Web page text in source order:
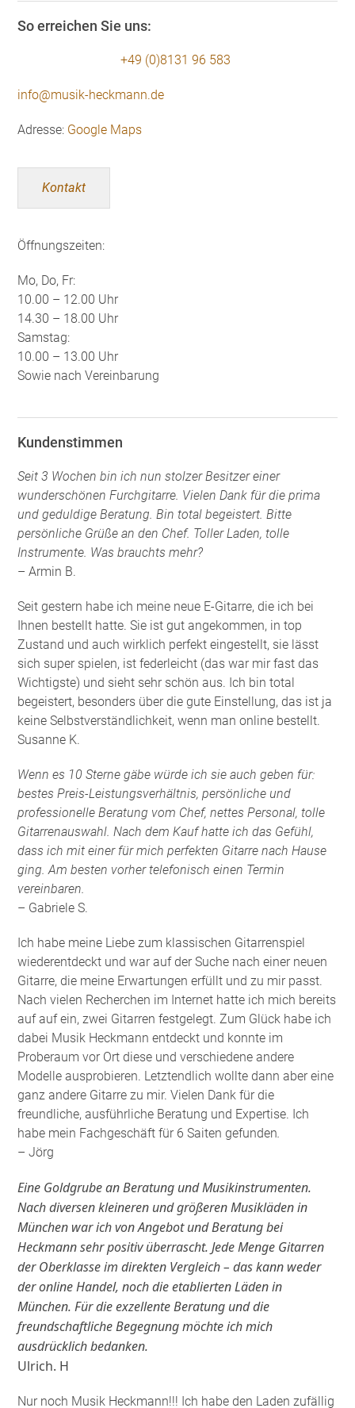
So erreichen Sie uns:
+49 (0)8131 96 583
info@musik-heckmann.de
Adresse: Google Maps
Kontakt
Öffnungszeiten:
Mo, Do, Fr:
10.00 – 12.00 Uhr
14.30 – 18.00 Uhr
Samstag:
10.00 – 13.00 Uhr
Sowie nach Vereinbarung
Kundenstimmen
Seit 3 Wochen bin ich nun stolzer Besitzer einer
wunderschönen Furchgitarre. Vielen Dank für die prima
und geduldige Beratung. Bin total begeistert. Bitte
persönliche Grüße an den Chef. Toller Laden, tolle
Instrumente. Was brauchts mehr?
– Armin B.
Seit gestern habe ich meine neue E-Gitarre, die ich bei
Ihnen bestellt hatte. Sie ist gut angekommen, in top
Zustand und auch wirklich perfekt eingestellt, sie lässt
sich super spielen, ist federleicht (das war mir fast das
Wichtigste) und sieht sehr schön aus. Ich bin total
begeistert, besonders über die gute Einstellung, das ist ja
keine Selbstverständlichkeit, wenn man online bestellt.
Susanne K.
Wenn es 10 Sterne gäbe würde ich sie auch geben für:
bestes Preis-Leistungsverhältnis, persönliche und
professionelle Beratung vom Chef, nettes Personal, tolle
Gitarrenauswahl. Nach dem Kauf hatte ich das Gefühl,
dass ich mit einer für mich perfekten Gitarre nach Hause
ging. Am besten vorher telefonisch einen Termin
vereinbaren.
– Gabriele S.
Ich habe meine Liebe zum klassischen Gitarrenspiel
wiederentdeckt und war auf der Suche nach einer neuen
Gitarre, die meine Erwartungen erfüllt und zu mir passt.
Nach vielen Recherchen im Internet hatte ich mich bereits
auf auf ein, zwei Gitarren festgelegt. Zum Glück habe ich
dabei Musik Heckmann entdeckt und konnte im
Proberaum vor Ort diese und verschiedene andere
Modelle ausprobieren. Letztendlich wollte dann aber eine
ganz andere Gitarre zu mir. Vielen Dank für die
freundliche, ausführliche Beratung und Expertise. Ich
habe mein Fachgeschäft für 6 Saiten gefunden.
– Jörg
Eine Goldgrube an Beratung und Musikinstrumenten.
Nach diversen kleineren und größeren Musikläden in
München war ich von Angebot und Beratung bei
Heckmann sehr positiv überrascht. Jede Menge Gitarren
der Oberklasse im direkten Vergleich – das kann weder
der online Handel, noch die etablierten Läden in
München. Für die exzellente Beratung und die
freundschaftliche Begegnung möchte ich mich
ausdrücklich bedanken.
Ulrich. H
Nur noch Musik Heckmann!!! Ich habe den Laden zufällig